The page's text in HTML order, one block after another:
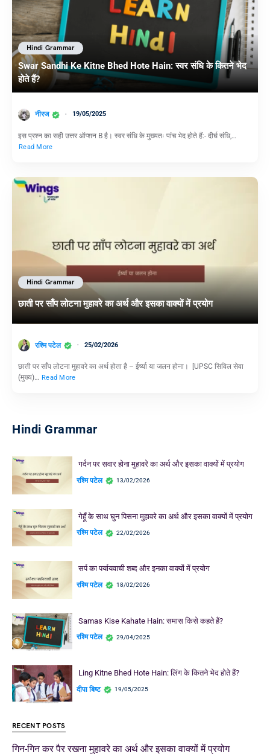
Hindi Grammar
Swar Sandhi Ke Kitne Bhed Hote Hain: स्वर संधि के कितने भेद
होते हैं?
नीरज 19/05/2025
इस प्रश्न का सही उत्तर ऑप्शन B है। स्वर संधि के मुख्यतः पांच भेद होते हैं:- दीर्घ संधि,…
Read More
Hindi Grammar
छाती पर साँप लोटना मुहावरे का अर्थ और इसका वाक्यों में प्रयोग
रश्मि पटेल 25/02/2026
छाती पर साँप लोटना मुहावरे का अर्थ होता है – ईर्ष्या या जलन होना। [UPSC सिविल सेवा
(मुख्य)… Read More
Hindi Grammar
गर्दन पर सवार होना मुहावरे का अर्थ और इसका वाक्यों में प्रयोग
रश्मि पटेल 13/02/2026
गेहूँ के साथ घुन पिसना मुहावरे का अर्थ और इसका वाक्यों में प्रयोग
रश्मि पटेल 22/02/2026
सर्प का पर्यायवाची शब्द और इनका वाक्यों में प्रयोग
रश्मि पटेल 18/02/2026
Samas Kise Kahate Hain: समास किसे कहते हैं?
रश्मि पटेल 29/04/2025
Ling Kitne Bhed Hote Hain: लिंग के कितने भेद होते हैं?
दीपा बिष्ट 19/05/2025
RECENT POSTS
गिन-गिन कर पैर रखना मुहावरे का अर्थ और इसका वाक्यों में प्रयोग